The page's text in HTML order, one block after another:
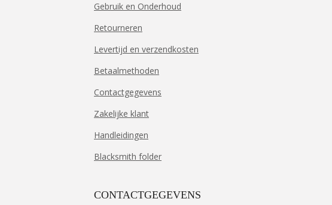
Gebruik en Onderhoud
Retourneren
Levertijd en verzendkosten
Betaalmethoden
Contactgegevens
Zakelijke klant
Handleidingen
Blacksmith folder
CONTACTGEGEVENS